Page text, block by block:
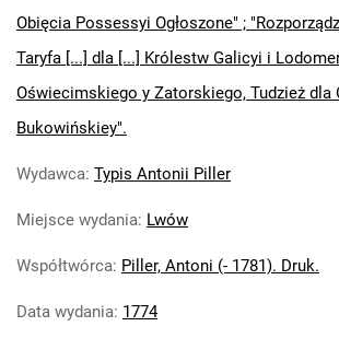
Obięcia Possessyi Ogłoszone" ;
Taryfa [...] dla [...] Królestw Galicyi i
Oświecimskiego y Zatorskiego, Tudzież dla
Bukowińskiey".
Wydawca: Typis Antonii Piller
Miejsce wydania: Lwów
Współtwórca: Piller, Antoni (- 1781). Druk.
Data wydania: 1774